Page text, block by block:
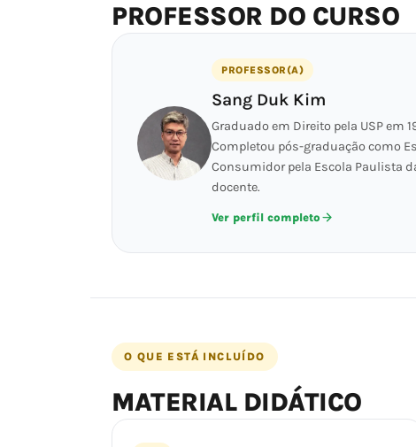
PROFESSOR DO CURSO
PROFESSOR(A)
Sang Duk Kim
Graduado em Direito pela USP em
Completou pós-graduação como
Consumidor pela Escola Paulista
docente.
Ver perfil completo
O QUE ESTÁ INCLUÍDO
MATERIAL DIDÁTICO